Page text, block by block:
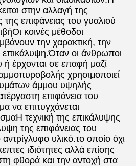
στην αλλαγή της
επιφάνειας του γυαλιού
κοινές μέθοδοι
την χαρακτική, την
επικάλυψη.Όταν οι άνθρωποι
έρχονται σε επαφή μαζί
χρησιμοποιεί
άμμου υψηλής
επιφάνεια του
να επιτυγχάνεται
τεχνική της επικάλυψης
της επιφάνειας του
αντρίγλυφο υλικό.το οποίο όχι
ιδιότητες αλλά επίσης
φθορά και την αντοχή στα